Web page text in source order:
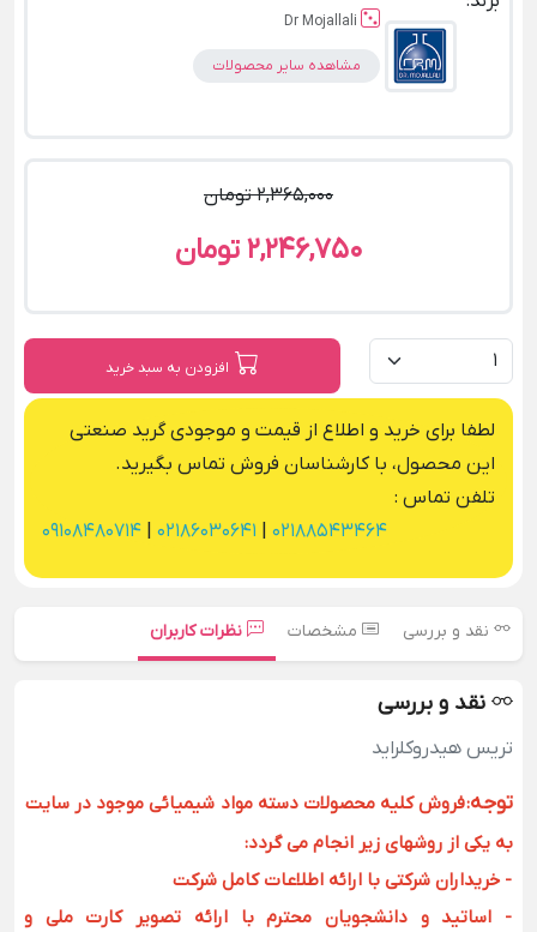
Dr Mojallali
مشاهده سایر محصولات
2,365,000 تومان
2,246,750 تومان
افزودن به سبد خرید
لطفا برای خرید و اطلاع از قیمت و موجودی گرید صنعتی
این محصول، با کارشناسان فروش تماس بگیرید.
تلفن تماس :
02188543464
02186030641
09108480714
نقد و بررسی مشخصات نظرات کاربران
نقد و بررسی
تریس هیدروکلراید
توجه:فروش کلیه محصولات دسته مواد شیمیائی موجود در سایت
به یکی از روشهای زیر انجام می گردد:
- خریداران شرکتی با ارائه اطلاعات کامل شرکت
- اساتید و دانشجویان محترم با ارائه تصویر کارت ملی و